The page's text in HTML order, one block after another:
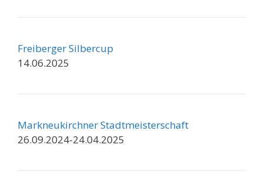
Freiberger Silbercup
14.06.2025
Markneukirchner Stadtmeisterschaft
26.09.2024-24.04.2025